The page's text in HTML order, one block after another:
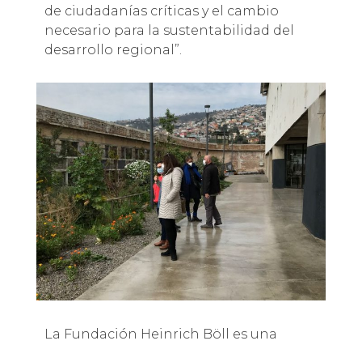
de ciudadanías críticas y el cambio
necesario para la sustentabilidad del
desarrollo regional”.
La Fundación Heinrich Böll es una